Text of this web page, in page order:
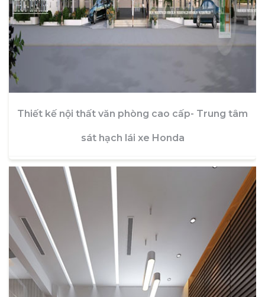
Thiết kế nội thất văn phòng cao cấp- Trung tâm
sát hạch lái xe Honda